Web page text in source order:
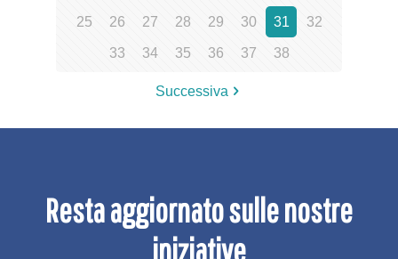
25 26 27 28 29 30 31 32
33 34 35 36 37 38
Successiva
Resta aggiornato sulle nostre
iniziative